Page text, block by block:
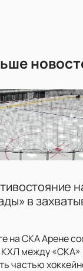
в
на СКА Арене
КХЛ между
частью